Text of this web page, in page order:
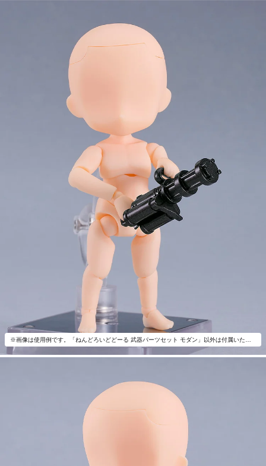
※画像は使用例です。「ねんどろいどどーる 武器パーツセット モダン」以外は付属いたしません。